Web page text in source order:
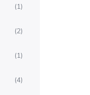
(1)
(2)
(1)
(4)